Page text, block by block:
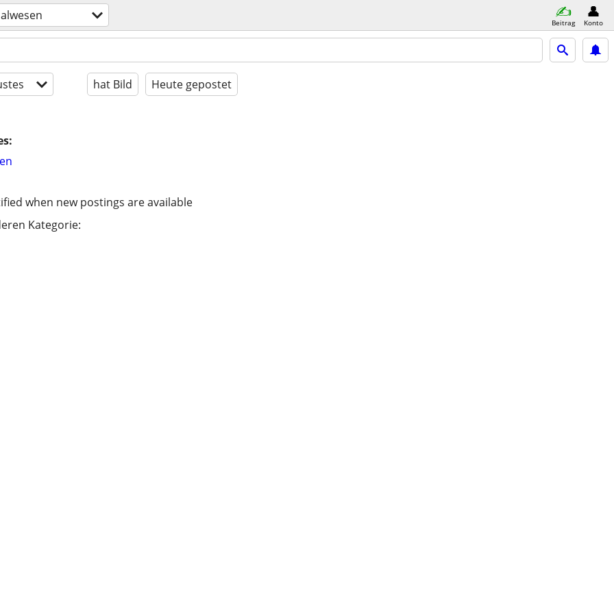
Beitrag Konto
hat Bild Heute gepostet
when new postings are available
Kategorie: